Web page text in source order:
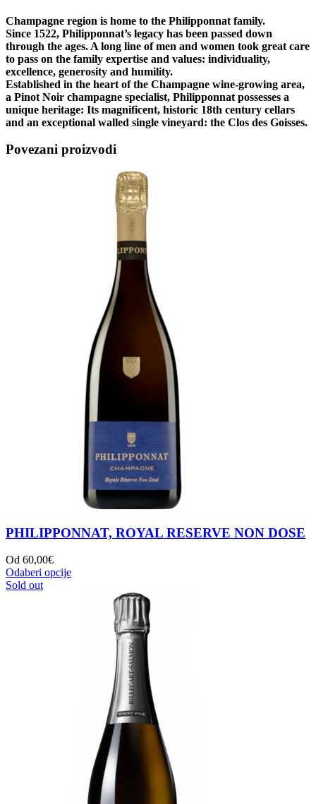
Champagne region is home to the Philipponnat family.
Since 1522, Philipponnat’s legacy has been passed down
through the ages. A long line of men and women took great care
to pass on the family expertise and values: individuality,
excellence, generosity and humility.
Established in the heart of the Champagne wine-growing area,
a Pinot Noir champagne specialist, Philipponnat possesses a
unique heritage: Its magnificent, historic 18th century cellars
and an exceptional walled single vineyard: the Clos des Goisses.
Povezani proizvodi
PHILIPPONNAT, ROYAL RESERVE NON DOSE
Od 60,00€
Odaberi opcije
Sold out